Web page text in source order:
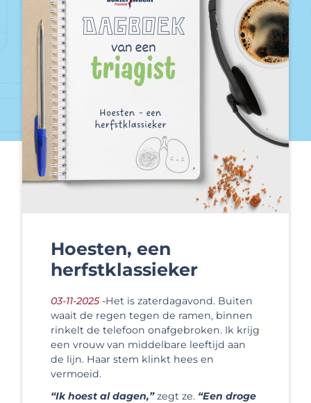
Hoesten, een
herfstklassieker
03-11-2025 -Het is zaterdagavond. Buiten
waait de regen tegen de ramen, binnen
rinkelt de telefoon onafgebroken. Ik krijg
een vrouw van middelbare leeftijd aan
de lijn. Haar stem klinkt hees en
vermoeid.
“Ik hoest al dagen,”zegt ze. “Een droge